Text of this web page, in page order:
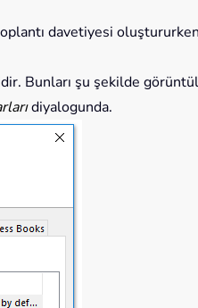
davetiyesi
Bunları şu şekilde
diyalogunda.